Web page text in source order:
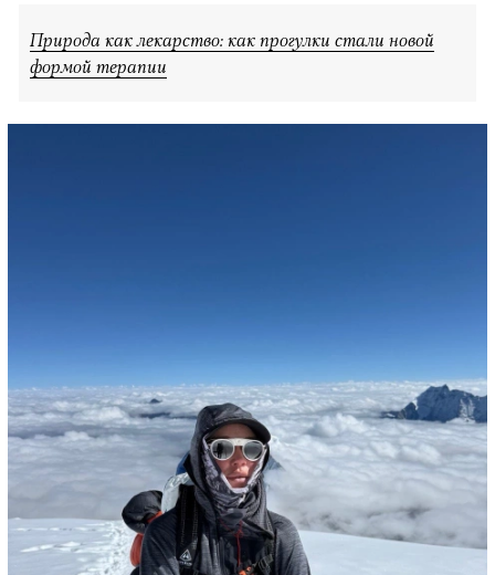
Природа как лекарство: как прогулки стали новой
формой терапии